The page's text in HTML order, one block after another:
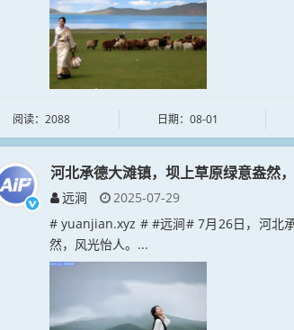
阅读：2088 日期：08-01
河北承德大滩镇，坝上草原绿意盎然，
远涧
2025-07-29
# yuanjian.xyz # #远涧# 7月26日，河北
然，风光怡人。...